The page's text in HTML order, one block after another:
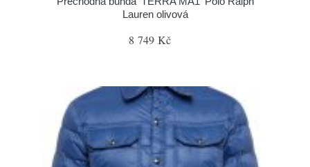
Lauren olivová
8 749 Kč